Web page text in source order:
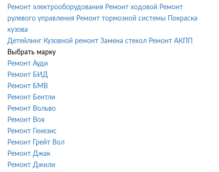
Ремонт электрооборудования Ремонт ходовой Ремонт
рулевого управления Ремонт тормозной системы
Покраска
кузова
Детейлинг Кузовной ремонт Замена стекол Ремонт АКПП
Выбрать марку
Ремонт Ауди
Ремонт БИД
Ремонт БМВ
Ремонт Бентли
Ремонт Вольво
Ремонт Воя
Ремонт Генезис
Ремонт Грейт Вол
Ремонт Джак
Ремонт Джили